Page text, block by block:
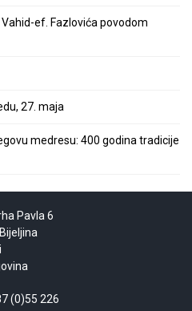
ef. Fazlovića povodom
27. maja
medresu: 400 godina tradicije
Pavla 6
(0)55 226